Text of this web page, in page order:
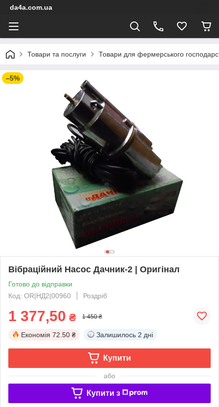
da4a.com.ua
Товари та послуги Товари для фермерського
–5%
Вібраційний Насос Дачник-2 | Оригінал
Готово до відправки
Код: OR|НД2|00960
Роздріб
1 377,50 ₴ 1 450 ₴
Економія 72.50 ₴ Залишилось 2 дні
Купити
або
Купити з